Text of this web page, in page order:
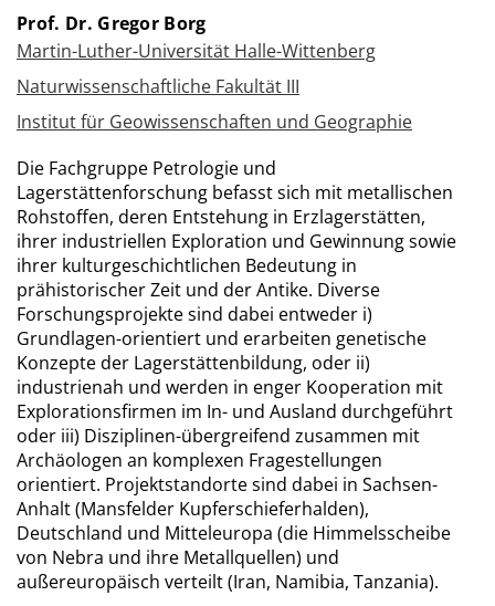
Prof. Dr. Gregor Borg
Martin-Luther-Universität Halle-Wittenberg
Naturwissenschaftliche Fakultät III
Institut für Geowissenschaften und Geographie
Die Fachgruppe Petrologie und
Lagerstättenforschung befasst sich mit metallischen
Rohstoffen, deren Entstehung in Erzlagerstätten,
ihrer industriellen Exploration und Gewinnung sowie
ihrer kulturgeschichtlichen Bedeutung in
prähistorischer Zeit und der Antike. Diverse
Forschungsprojekte sind dabei entweder i)
Grundlagen-orientiert und erarbeiten genetische
Konzepte der Lagerstättenbildung, oder ii)
industrienah und werden in enger Kooperation mit
Explorationsfirmen im In- und Ausland durchgeführt
oder iii) Disziplinen-übergreifend zusammen mit
Archäologen an komplexen Fragestellungen
orientiert. Projektstandorte sind dabei in Sachsen-
Anhalt (Mansfelder Kupferschieferhalden),
Deutschland und Mitteleuropa (die Himmelsscheibe
von Nebra und ihre Metallquellen) und
außereuropäisch verteilt (Iran, Namibia, Tanzania).